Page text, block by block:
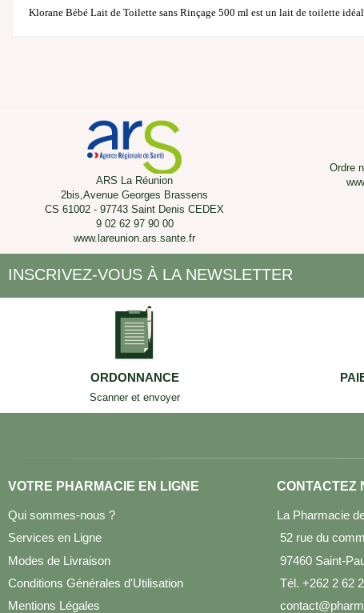
Klorane Bébé Lait de Toilette sans Rinçage 500 ml est un lait de toilette
ARS La Réunion
2bis,Avenue Georges Brassens
CS 61002 - 97743 Saint Denis CEDEX
9 02 62 97 90 00
www.lareunion.ars.sante.fr
Ordre
INSCRIVEZ-VOUS À LA NEWSLETTER
ORDONNANCE
Scanner et envoyer
VOTRE PHARMACIE EN LIGNE
Qui sommes-nous ?
Services en Ligne
Modes de Livraison
Conditions Générales d'Utilisation
Mentions Légales
CONTACTEZ
La Pharmacie
52 rue du
97460 Saint-
Tél. +262 2 62